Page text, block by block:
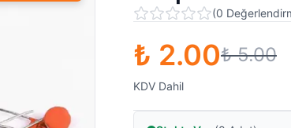
(0
₺ 2.00₺ 5.00
KDV Dahil